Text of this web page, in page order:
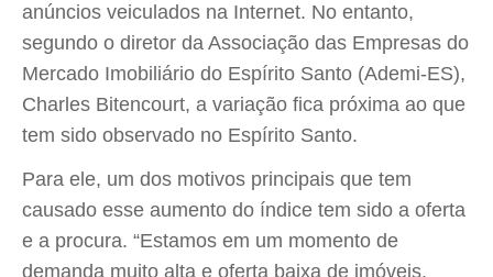
anúncios veiculados na Internet. No entanto,
segundo o diretor da Associação das Empresas do
Mercado Imobiliário do Espírito Santo (Ademi-ES),
Charles Bitencourt, a variação fica próxima ao que
tem sido observado no Espírito Santo.
Para ele, um dos motivos principais que tem
causado esse aumento do índice tem sido a oferta
e a procura. “Estamos em um momento de
demanda muito alta e oferta baixa de imóveis.